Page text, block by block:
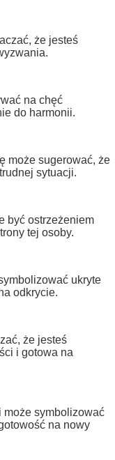
że jesteś
na chęć
do harmonii.
może sugerować, że
sytuacji.
być ostrzeżeniem
tej osoby.
ukryte
odkrycie.
że jesteś
i gotowa na
może symbolizować
na nowy